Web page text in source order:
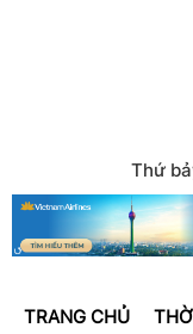
Thứ
TRANG CHỦ